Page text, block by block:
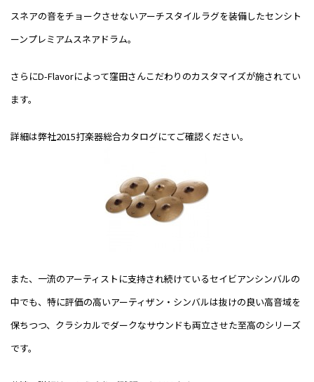
スネアの音をチョークさせないアーチスタイルラグを装備したセンシト
ーンプレミアムスネアドラム。
さらにD-Flavorによって窪田さんこだわりのカスタマイズが施されてい
ます。
詳細は弊社2015打楽器総合カタログにてご確認ください。
また、一流のアーティストに支持され続けているセイビアンシンバルの
中でも、特に評価の高いアーティザン・シンバルは抜けの良い高音域を
保ちつつ、クラシカルでダークなサウンドも両立させた至高のシリーズ
です。